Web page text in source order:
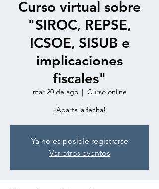
Curso virtual sobre
"SIROC, REPSE,
ICSOE, SISUB e
implicaciones
fiscales"
mar 20 de ago
  |
Curso online
¡Aparta la fecha!
Ya no es posible registrarse
Ver otros eventos